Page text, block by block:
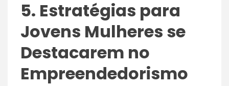
5. Estratégias para
Jovens Mulheres se
Destacarem no
Empreendedorismo